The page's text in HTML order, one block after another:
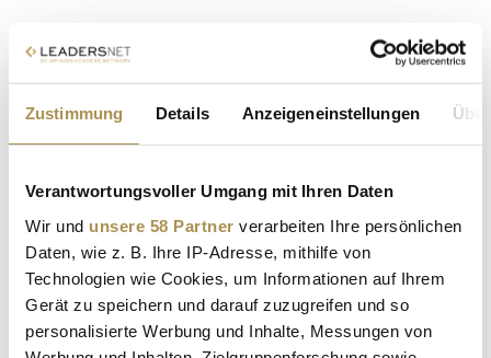
Zustimmung Details Anzeigeneinstellungen
Verantwortungsvoller Umgang mit Ihren Daten
Wir und unsere 58 Partner verarbeiten Ihre persönlichen
Daten, wie z. B. Ihre IP-Adresse, mithilfe von
Technologien wie Cookies, um Informationen auf Ihrem
Gerät zu speichern und darauf zuzugreifen und so
personalisierte Werbung und Inhalte, Messungen von